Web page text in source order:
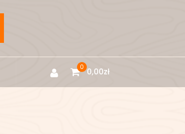
0 0,00zł